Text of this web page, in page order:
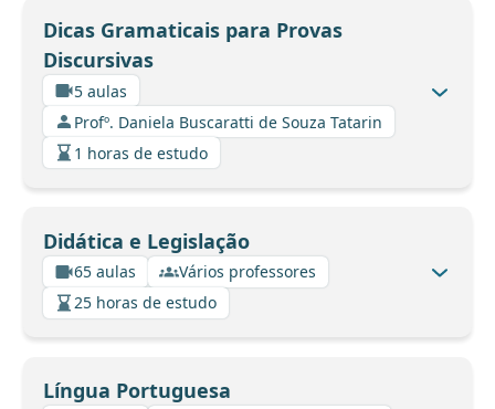
Dicas Gramaticais para Provas
Discursivas
5 aulas
Profº. Daniela Buscaratti de Souza Tatarin
1 horas de estudo
Didática e Legislação
65 aulas
Vários professores
25 horas de estudo
Língua Portuguesa